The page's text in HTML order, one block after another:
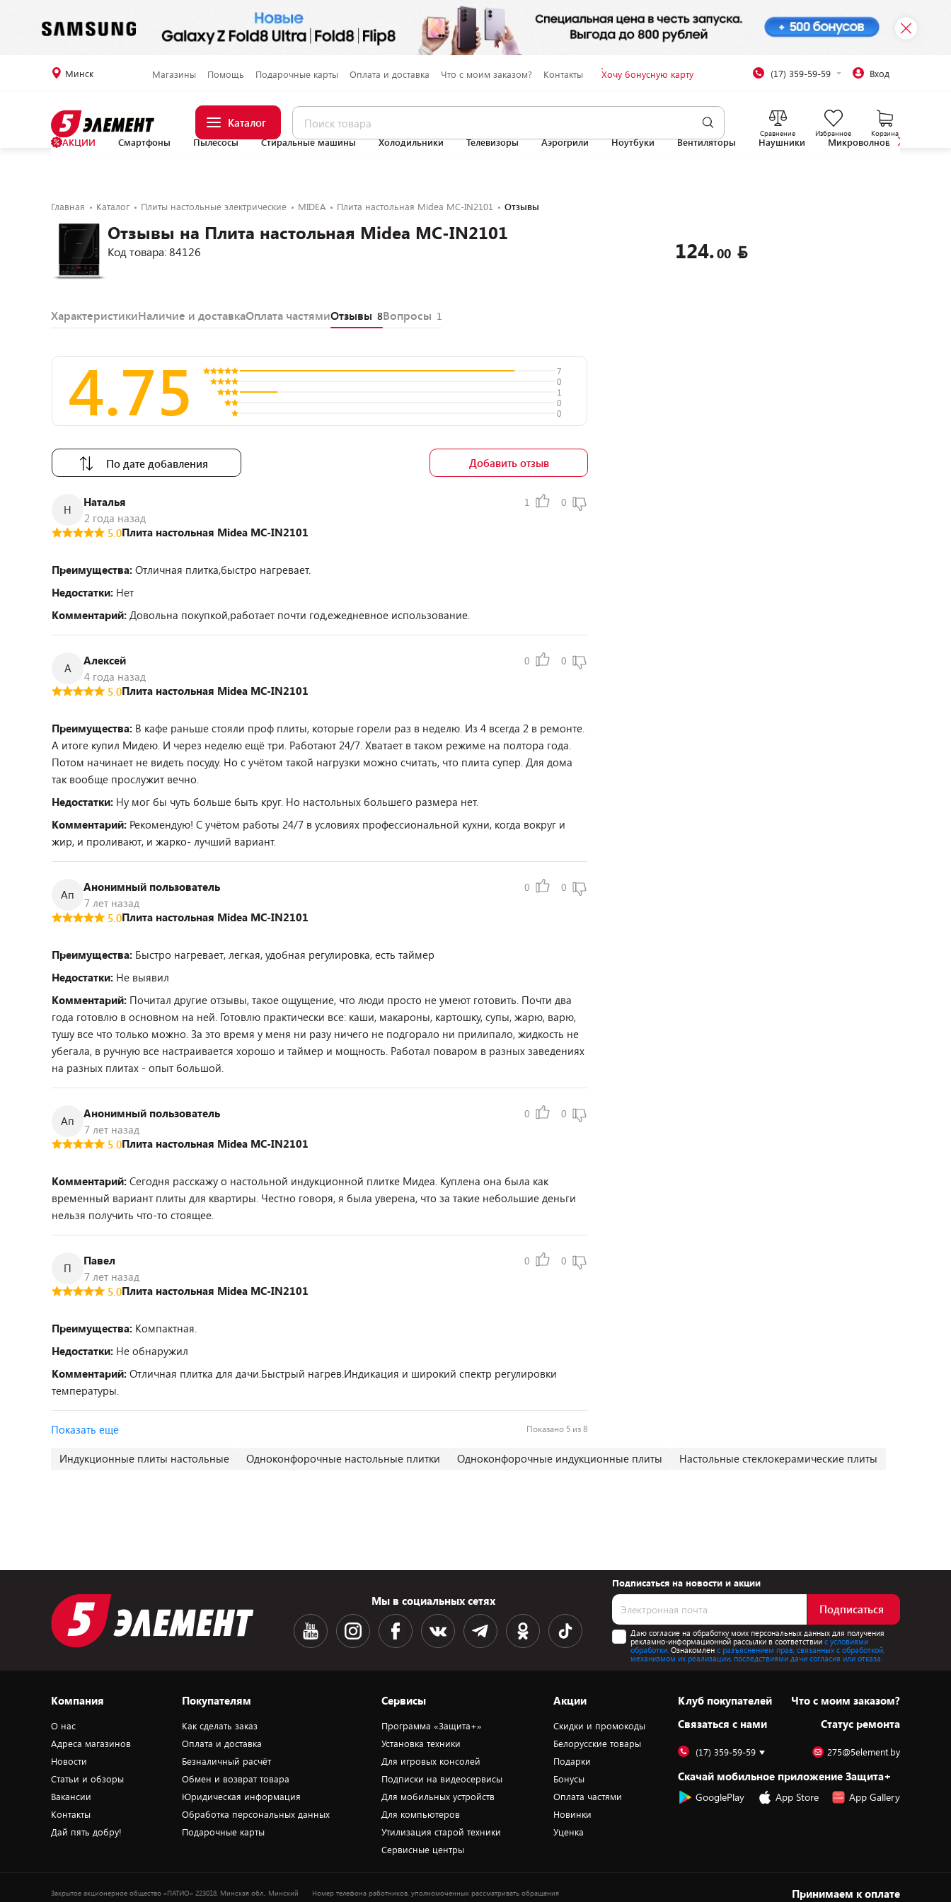
Минск Магазины Помощь Подарочные карты Оплата и доставка Что с моим заказом? Контакты Хочу бонусную карту (17) 359-59-59 Вход
Каталог
Сравнение Избранное Корзина
АКЦИИ Смартфоны Пылесосы Стиральные машины Холодильники Телевизоры Аэрогрили Ноутбуки Вентиляторы Наушники Микроволновые печи
Главная Каталог Плиты настольные электрические MIDEA Плита настольная Midea MC-IN2101 Отзывы
Отзывы на Плита настольная Midea MC-IN2101
Код товара: 84126 124.00
ХарактеристикиНаличие и доставкаОплата частямиОтзывы 8Вопросы 1
4.75
7
0
1
0
0
По дате добавления Добавить отзыв
Н
Наталья
2 года назад
1 0
5.0Плита настольная Midea MC-IN2101
Преимущества: Отличная плитка,быстро нагревает.
Недостатки: Нет
Комментарий: Довольна покупкой,работает почти год,ежедневное использование.
А
Алексей
4 года назад
0 0
5.0Плита настольная Midea MC-IN2101
Преимущества: В кафе раньше стояли проф плиты, которые горели раз в неделю. Из 4 всегда 2 в ремонте.
А итоге купил Мидею. И через неделю ещё три. Работают 24/7. Хватает в таком режиме на полтора года.
Потом начинает не видеть посуду. Но с учётом такой нагрузки можно считать, что плита супер. Для дома
так вообще прослужит вечно.
Недостатки: Ну мог бы чуть больше быть круг. Но настольных большего размера нет.
Комментарий: Рекомендую! С учётом работы 24/7 в условиях профессиональной кухни, когда вокруг и
жир, и проливают, и жарко- лучший вариант.
Ап
Анонимный пользователь
7 лет назад
0 0
5.0Плита настольная Midea MC-IN2101
Преимущества: Быстро нагревает, легкая, удобная регулировка, есть таймер
Недостатки: Не выявил
Комментарий: Почитал другие отзывы, такое ощущение, что люди просто не умеют готовить. Почти два
года готовлю в основном на ней. Готовлю практически все: каши, макароны, картошку, супы, жарю, варю,
тушу все что только можно. За это время у меня ни разу ничего не подгорало ни прилипало, жидкость не
убегала, в ручную все настраивается хорошо и таймер и мощность. Работал поваром в разных заведениях
на разных плитах - опыт большой.
Ап
Анонимный пользователь
7 лет назад
0 0
5.0Плита настольная Midea MC-IN2101
Комментарий: Сегодня расскажу о настольной индукционной плитке Мидеа. Куплена она была как
временный вариант плиты для квартиры. Честно говоря, я была уверена, что за такие небольшие деньги
нельзя получить что-то стоящее.
П
Павел
7 лет назад
0 0
5.0Плита настольная Midea MC-IN2101
Преимущества: Компактная.
Недостатки: Не обнаружил
Комментарий: Отличная плитка для дачи.Быстрый нагрев.Индикация и широкий спектр регулировки
температуры.
Показать ещё Показано 5 из 8
Индукционные плиты настольные Одноконфорочные настольные плитки Одноконфорочные индукционные плиты Настольные стеклокерамические плиты
Мы в социальных сетях
Подписаться на новости и акции
Подписаться
Даю согласие на обработку моих персональных данных для получения
рекламно-информационной рассылки в соответствиис условиями
обработки. Ознакомлен с разъяснением прав, связанных с обработкой,
механизмом их реализации, последствиями дачи согласия или отказа.
Компания
О нас
Адреса магазинов
Новости
Статьи и обзоры
Вакансии
Контакты
Дай пять добру!
Покупателям
Как сделать заказ
Оплата и доставка
Безналичный расчёт
Обмен и возврат товара
Юридическая информация
Обработка персональных данных
Подарочные карты
Сервисы
Программа «Защита+»
Установка техники
Для игровых консолей
Подписки на видеосервисы
Для мобильных устройств
Для компьютеров
Утилизация старой техники
Сервисные центры
Акции
Скидки и промокоды
Белорусские товары
Подарки
Бонусы
Оплата частями
Новинки
Уценка
Клуб покупателей
Cвязаться с нами
Что с моим заказом?
Статус ремонта
(17) 359-59-59 275@5element.by
Скачай мобильное приложение Защита+
GooglePlay App Store App Gallery
Закрытое акционерное общество «ПАТИО» 223018, Минская обл., Минский
Номер телефона работников, уполномоченных рассматривать обращения
Принимаем к оплате